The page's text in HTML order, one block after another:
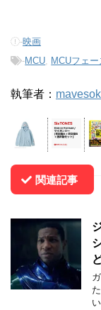
-映画
-MCU MCUフェー
執筆者：
関連記事